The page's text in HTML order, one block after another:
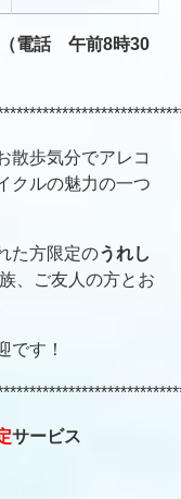
電話 午前8時30
散歩気分でアレコ
クルの魅力の一つ
た方限定のうれし
、ご友人の方とお
です！
サービス